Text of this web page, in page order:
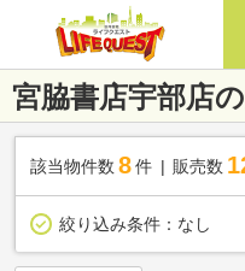
宮脇書店宇部店
該当物件数 8件 販売数
絞り込み条件： なし